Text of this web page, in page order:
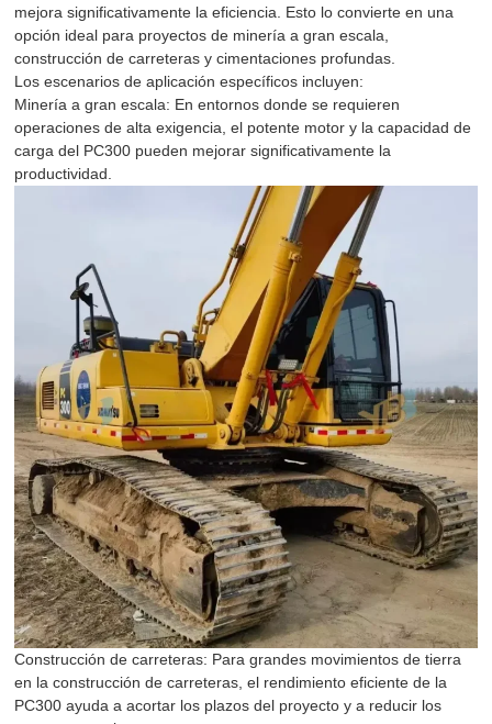
mejora significativamente la eficiencia. Esto lo convierte en una
opción ideal para proyectos de minería a gran escala,
construcción de carreteras y cimentaciones profundas.
Los escenarios de aplicación específicos incluyen:
Minería a gran escala: En entornos donde se requieren
operaciones de alta exigencia, el potente motor y la capacidad de
carga del PC300 pueden mejorar significativamente la
productividad.
Construcción de carreteras: Para grandes movimientos de tierra
en la construcción de carreteras, el rendimiento eficiente de la
PC300 ayuda a acortar los plazos del proyecto y a reducir los